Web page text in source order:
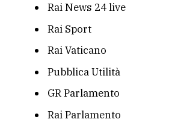
Rai News 24 live
Rai Sport
Rai Vaticano
Pubblica Utilità
GR Parlamento
Rai Parlamento